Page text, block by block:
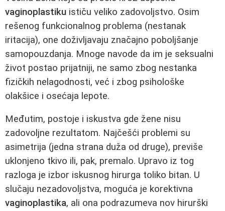
vaginoplastiku ističu veliko zadovoljstvo. Osim
rešenog funkcionalnog problema (nestanak
iritacija), one doživljavaju značajno poboljšanje
samopouzdanja. Mnoge navode da im je seksualni
život postao prijatniji, ne samo zbog nestanka
fizičkih nelagodnosti, već i zbog psihološke
olakšice i osećaja lepote.
Međutim, postoje i iskustva gde žene nisu
zadovoljne rezultatom. Najčešći problemi su
asimetrija (jedna strana duža od druge), previše
uklonjeno tkivo ili, pak, premalo. Upravo iz tog
razloga je izbor iskusnog hirurga toliko bitan. U
slučaju nezadovoljstva, moguća je korektivna
vaginoplastika, ali ona podrazumeva nov hirurški